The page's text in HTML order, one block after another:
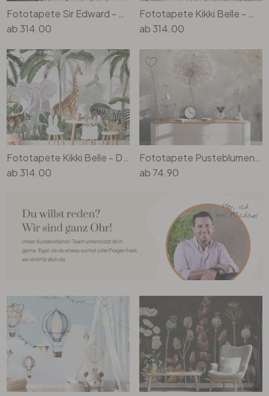
ab314.00
ab314.00
ab314.00
ab 74.90